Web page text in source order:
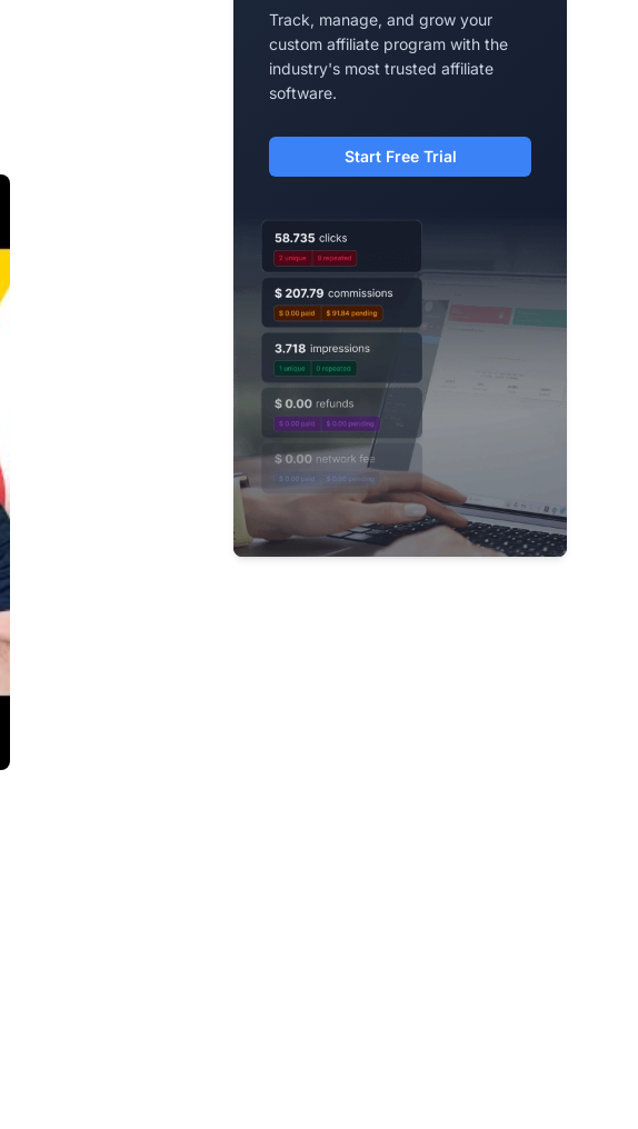
Track, manage, and grow your
custom affiliate program with the
industry's most trusted affiliate
software.
Start Free Trial